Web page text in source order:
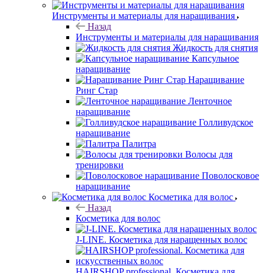
Инструменты и материалы для наращивания
Назад
Инструменты и материалы для наращивания
Жидкость для снятия
Капсульное
наращивание
Наращивание
Ринг Стар
Ленточное
наращивание
Голливудское
наращивание
Палитра
Волосы для
тренировки
Поволосковое
наращивание
Косметика для волос
Назад
Косметика для волос
J-LINE. Косметика для наращенных волос